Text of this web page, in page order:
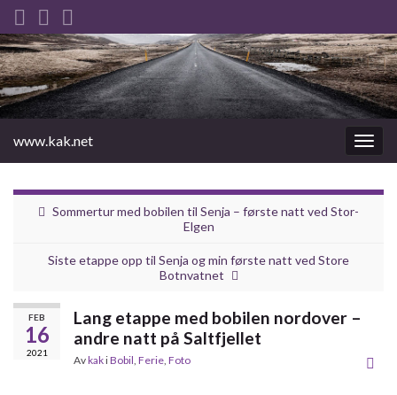
Slåu
av/på
www.kak.net
Sommertur med bobilen til Senja – første natt ved Stor-
Elgen
Siste etappe opp til Senja og min første natt ved Store
Botnvatnet
FEB
16
2021
Lang etappe med bobilen nordover –
andre natt på Saltfjellet
AvkakiBobil Ferie Foto